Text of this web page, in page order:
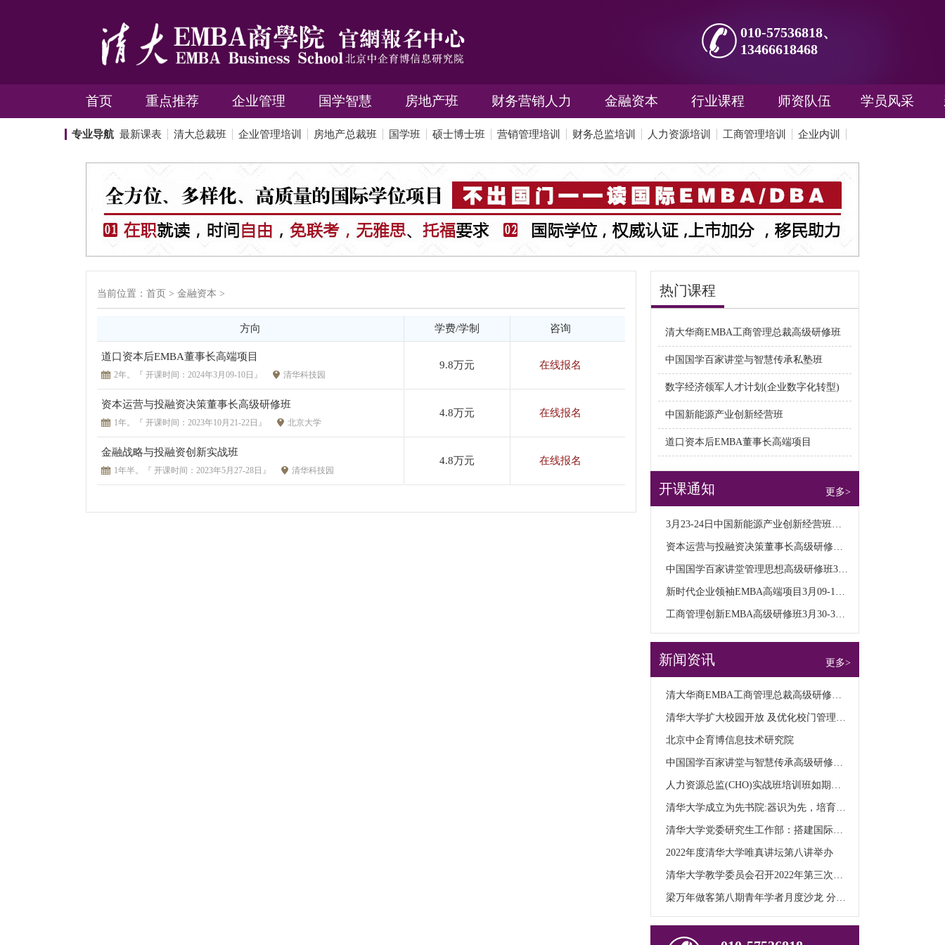
010-57536818、
13466618468
首页 重点推荐 企业管理 国学智慧 房地产班 财务营销人力 金融资本 行业课程 师资队伍 学员风采
专业导航 最新课表 清大总裁班 企业管理培训 房地产总裁班 国学班 硕士博士班 营销管理培训 财务总监培训 人力资源培训 工商管理培训 企业内训
当前位置： 首页 > 金融资本 >
方向 学费/学制 咨询
道口资本后EMBA董事长高端项目
2年。『 开课时间：2024年3月09-10日』 清华科技园
9.8万元 在线报名
资本运营与投融资决策董事长高级研修班
1年。『 开课时间：2023年10月21-22日』 北京大学
4.8万元 在线报名
金融战略与投融资创新实战班
1年半。『 开课时间：2023年5月27-28日』 清华科技园
4.8万元 在线报名
热门课程
清大华商EMBA工商管理总裁高级研修班
中国国学百家讲堂与智慧传承私塾班
数字经济领军人才计划(企业数字化转型)
中国新能源产业创新经营班
道口资本后EMBA董事长高端项目
开课通知 更多>
3月23-24日中国新能源产业创新经营班课表
资本运营与投融资决策董事长高级研修班3月课表
中国国学百家讲堂管理思想高级研修班3月9日课表
新时代企业领袖EMBA高端项目3月09-10日课表
工商管理创新EMBA高级研修班3月30-31日课表
新闻资讯 更多>
清大华商EMBA工商管理总裁高级研修班1月20日新班开学典礼！
清华大学扩大校园开放 及优化校门管理公告
北京中企育博信息技术研究院
中国国学百家讲堂与智慧传承高级研修班五台山开课
人力资源总监(CHO)实战班培训班如期举行
清华大学成立为先书院:器识为先，培育未来科技领导者
清华大学党委研究生工作部：搭建国际化交流平台 培养具备全球视野的高层次人才
2022年度清华大学唯真讲坛第八讲举办
清华大学教学委员会召开2022年第三次全体会议
梁万年做客第八期青年学者月度沙龙 分享公共卫生领域的跨学科交叉研究